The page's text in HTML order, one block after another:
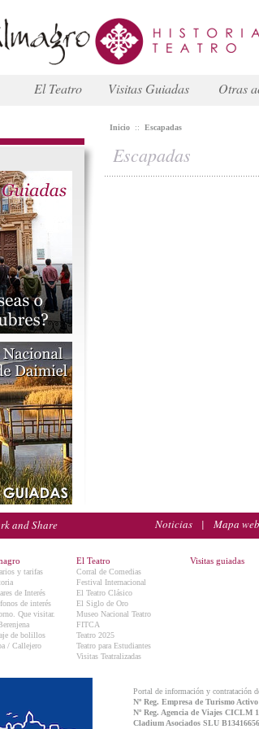
El Teatro Visitas Guiadas Otras
Inicio :: Escapadas
Escapadas
Noticias | Mapa web
y tarifas
de Interés
de interés
Que visitar.
de bolillos
/ Callejero
El Teatro
Corral de Comedias
Festival Internacional
El Teatro Clásico
El Siglo de Oro
Museo Nacional Teatro
FITCA
Teatro 2025
Teatro para Estudiantes
Visitas Teatralizadas
Visitas guiadas
Portal de información y contratación
Nº Reg. Empresa de Turismo
Nº Reg. Agencia de Viajes CICLM
Cladium Asociados SLU